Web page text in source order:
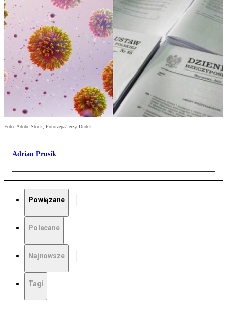
Foto: Adobe Stock, Fotorzepa/Jerzy Dudek
Adrian Prusik
Powiązane
Polecane
Najnowsze
Tagi